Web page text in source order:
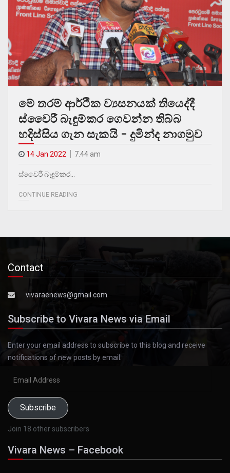
මේ තරම් ආර්ථික ව්‍යසනයක් තියෙද්දී
ස්වෛරී බැඳුම්කර ගෙවන්න තිබ්බ
හදිස්සිය ගැන සැකයි – දුමින්ද නාගමුව
14 Jan 2022 7.44 am
ස්වෛරී බැඳුම්කර…
CONTINUE READING
Contact
vivaraenews@gmail.com
Subscribe to Vivara News via Email
Enter your email address to subscribe to this blog and receive
notifications of new posts by email.
Subscribe
Join 18 other subscribers
Vivara News – Facebook